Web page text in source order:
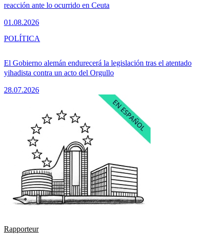
reacción ante lo ocurrido en Ceuta
01.08.2026
El Gobierno alemán endurecerá la legislación tras el atentado
yihadista contra un acto del Orgullo
28.07.2026
POLÍTICA
Rapporteur